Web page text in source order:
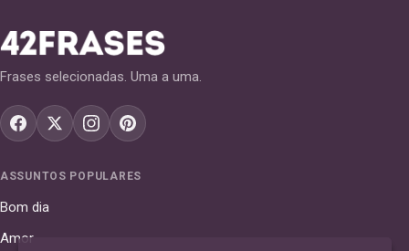
Frases selecionadas. Uma a uma.
ASSUNTOS POPULARES
Bom dia
Amor